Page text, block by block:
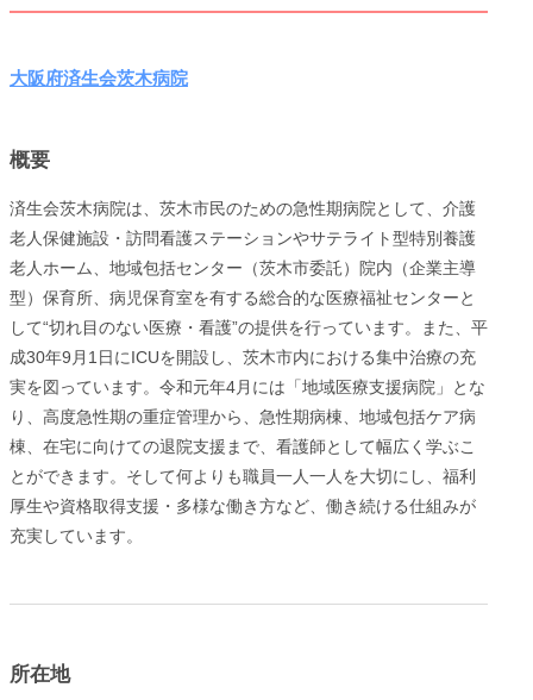
大阪府済生会茨木病院
概要
済生会茨木病院は、茨木市民のための急性期病院として、介護
老人保健施設・訪問看護ステーションやサテライト型特別養護
老人ホーム、地域包括センター（茨木市委託）院内（企業主導
型）保育所、病児保育室を有する総合的な医療福祉センターと
して“切れ目のない医療・看護”の提供を行っています。また、平
成30年9月1日にICUを開設し、茨木市内における集中治療の充
実を図っています。令和元年4月には「地域医療支援病院」とな
り、高度急性期の重症管理から、急性期病棟、地域包括ケア病
棟、在宅に向けての退院支援まで、看護師として幅広く学ぶこ
とができます。そして何よりも職員一人一人を大切にし、福利
厚生や資格取得支援・多様な働き方など、働き続ける仕組みが
充実しています。
所在地